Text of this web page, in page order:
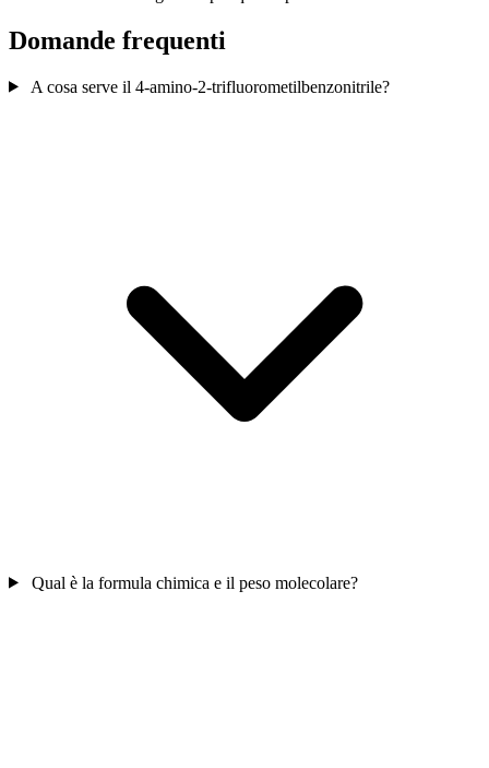
Domande frequenti
A cosa serve il 4-amino-2-trifluorometilbenzonitrile?
Qual è la formula chimica e il peso molecolare?